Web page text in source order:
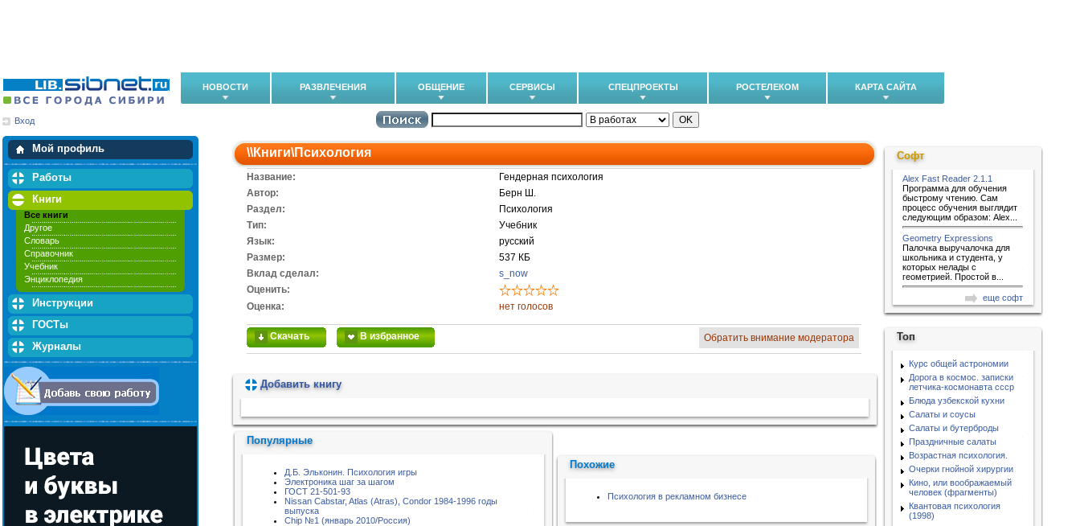
НОВОСТИ РАЗВЛЕЧЕНИЯ ОБЩЕНИЕ СЕРВИСЫ СПЕЦПРОЕКТЫ РОСТЕЛЕКОМ КАРТА САЙТА
Вход
Мой профиль
Мои закладки
Работы
Книги
Все книги
Другое
Словарь
Справочник
Учебник
Энциклопедия
Инструкции
ГОСТы
Журналы
\\Книги\Психология
Название:
Гендерная психология
Автор:
Берн Ш.
Раздел:
Психология
Тип:
Учебник
Язык:
русский
Размер:
537 КБ
Вклад сделал:
s_now
Оценить:
Оценка:
нет голосов
Скачать В избранное Обратить внимание модератора
Добавить книгу
Популярные
Д.Б. Эльконин. Психология игры
Электроника шаг за шагом
ГОСТ 21-501-93
Nissan Cabstar, Atlas (Atras), Condor 1984-1996 годы
выпуска
Chip №1 (январь 2010/Россия)
Похожие
Психология в рекламном бизнесе
Софт
Alex Fast Reader 2.1.1
Программа для обучения
быстрому чтению. Сам
процесс обучения выглядит
следующим образом: Alex...
Geometry Expressions
Палочка выручалочка для
школьника и студента, у
которых нелады с
геометрией. Простой в...
еще софт
Топ
Курс общей астрономии
Дорога в космос. записки
летчика-космонавта ссср
Блюда узбекской кухни
Салаты и соусы
Салаты и бутерброды
Праздничные салаты
Возрастная психология.
Очерки гнойной хирургии
Кино, или воображаемый
человек (фрагменты)
Квантовая психология
(1998)